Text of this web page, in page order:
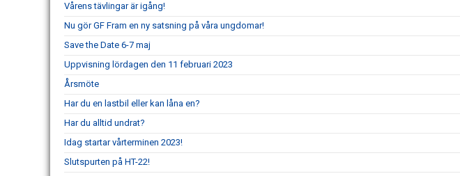
Vårens tävlingar är igång!
Nu gör GF Fram en ny satsning på våra ungdomar!
Save the Date 6-7 maj
Uppvisning lördagen den 11 februari 2023
Årsmöte
Har du en lastbil eller kan låna en?
Har du alltid undrat?
Idag startar vårterminen 2023!
Slutspurten på HT-22!